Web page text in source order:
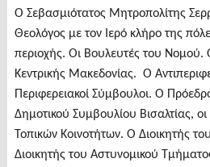
Ο Σεβασμιότατος Μητροπολίτης
Θεολόγος με τον Ιερό κλήρο της
περιοχής. Οι Βουλευτές του Νομού.
Κεντρικής Μακεδονίας. Ο
Περιφερειακοί Σύμβουλοι. Ο
Δημοτικού Συμβουλίου Βισαλτίας,
Τοπικών Κοινοτήτων. Ο Διοικητής
Διοικητής του Αστυνομικού